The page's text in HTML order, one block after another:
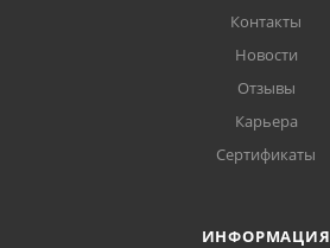
Контакты
Новости
Отзывы
Карьера
Сертификаты
ИНФОРМАЦИЯ